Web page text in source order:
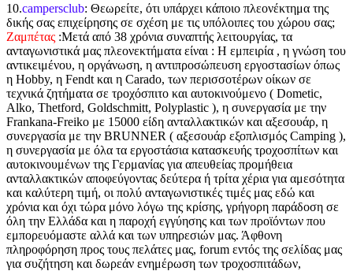
10.campersclub: Θεωρείτε, ότι υπάρχει κάποιο πλεονέκτημα της
δικής σας επιχείρησης σε σχέση με τις υπόλοιπες του χώρου σας;
Ζαμπέτας :Μετά από 38 χρόνια συναπτής λειτουργίας, τα
ανταγωνιστικά μας πλεονεκτήματα είναι : Η εμπειρία , η γνώση του
αντικειμένου, η οργάνωση, η αντιπροσώπευση εργοστασίων όπως
η Hobby, η Fendt και η Carado, των περισσοτέρων οίκων σε
τεχνικά ζητήματα σε τροχόσπιτο και αυτοκινούμενο ( Dometic,
Alko, Thetford, Goldschmitt, Polyplastic ), η συνεργασία με την
Frankana-Freiko με 15000 είδη ανταλλακτικών και αξεσουάρ, η
συνεργασία με την BRUNNER ( αξεσουάρ εξοπλισμός Camping ),
η συνεργασία με όλα τα εργοστάσια κατασκευής τροχοσπίτων και
αυτοκινουμένων της Γερμανίας για απευθείας προμήθεια
ανταλλακτικών αποφεύγοντας δεύτερα ή τρίτα χέρια για αμεσότητα
και καλύτερη τιμή, οι πολύ ανταγωνιστικές τιμές μας εδώ και
χρόνια και όχι τώρα μόνο λόγω της κρίσης, γρήγορη παράδοση σε
όλη την Ελλάδα και η παροχή εγγύησης και των προϊόντων που
εμπορευόμαστε αλλά και των υπηρεσιών μας. Άφθονη
πληροφόρηση προς τους πελάτες μας, forum εντός της σελίδας μας
για συζήτηση και δωρεάν ενημέρωση των τροχοσπιτάδων,